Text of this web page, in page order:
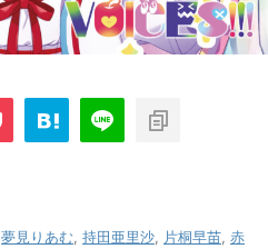
夢見りあむ 持田亜里沙 片桐早苗 赤